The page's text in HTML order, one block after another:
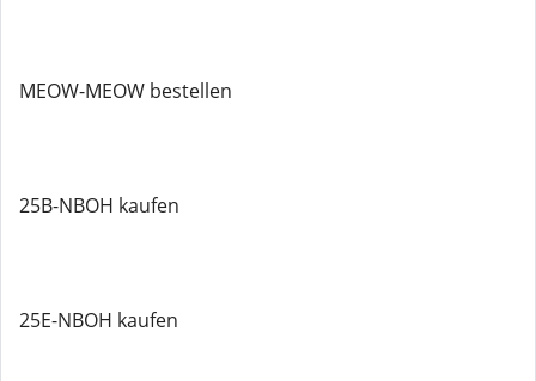
MEOW-MEOW bestellen
25B-NBOH kaufen
25E-NBOH kaufen